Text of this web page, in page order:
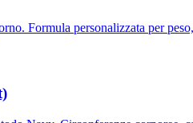
Formula personalizzata per